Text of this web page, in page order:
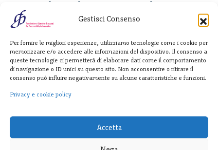
Gestisci Consenso
Per fornire le migliori esperienze, utilizziamo tecnologie come i cookie per
memorizzare e/o accedere alle informazioni del dispositivo. Il consenso a
queste tecnologie ci permetterà di elaborare dati come il comportamento
di navigazione o ID unici su questo sito. Non acconsentire o ritirare il
consenso può influire negativamente su alcune caratteristiche e funzioni.
Privacy e cookie policy
Accetta
Giannino Bassetti ETS
20122 Milano - Italia
T. +39 02 781933
F. + 39 02 76392030
info@fondazionebassetti.org
p.i. 12520270153